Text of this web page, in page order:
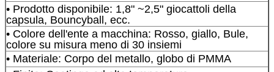
• Prodotto disponibile: 1,8" ~2,5" giocattoli della
capsula, Bouncyball, ecc.
• Colore dell'ente a macchina: Rosso, giallo, Bule,
colore su misura meno di 30 insiemi
• Materiale: Corpo del metallo, globo di PMMA